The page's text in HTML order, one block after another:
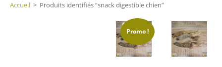
Accueil > Produits identifiés “snack digestible chien”
Promo !